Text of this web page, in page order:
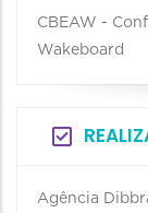
CBEAW -
Wakeboard
Agência